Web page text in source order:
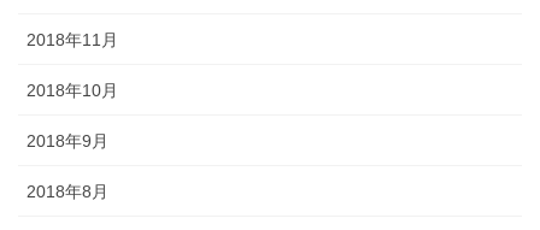
2018年11月
2018年10月
2018年9月
2018年8月